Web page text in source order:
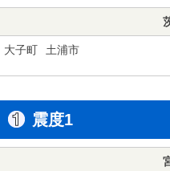
大子町 土浦市
震度1